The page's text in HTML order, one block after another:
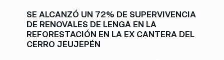
SE ALCANZÓ UN 72% DE SUPERVIVENCIA
DE RENOVALES DE LENGA EN LA
REFORESTACIÓN EN LA EX CANTERA DEL
CERRO JEUJEPÉN